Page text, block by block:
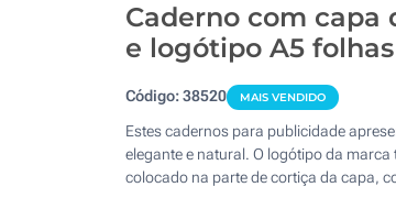
Caderno com capa
e logótipo A5
Código:38520 MAIS VENDIDO
Estes cadernos para publicidade
elegante e natural. O logótipo da marca
colocado na parte de cortiça da capa,